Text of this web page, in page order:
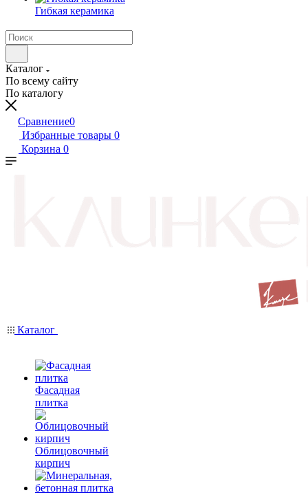
Гибкая керамика
Каталог
По всему сайту
По каталогу
Сравнение0
Избранные товары 0
Корзина 0
Каталог
Фасадная
плитка
Облицовочный
кирпич